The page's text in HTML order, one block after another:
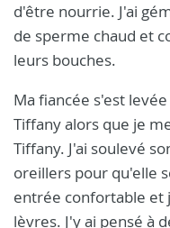
d'être nourrie. J'ai
de sperme chaud et
leurs bouches.
Ma fiancée s'est
Tiffany alors que je
Tiffany. J'ai soulevé
oreillers pour qu'elle
entrée confortable et
lèvres. J'y ai pensé à